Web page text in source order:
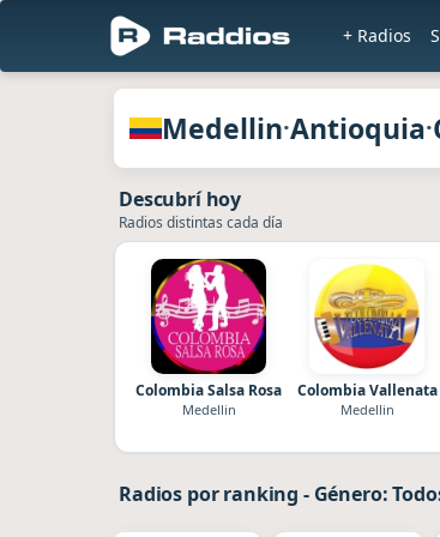
+ Radios
Radios de Medellin ·
Medellin·Antioquia·
Descubrí hoy
Radios distintas cada día
Colombia Salsa Rosa
Medellin
Colombia Vallenata
Medellin
Radios por ranking - Género: